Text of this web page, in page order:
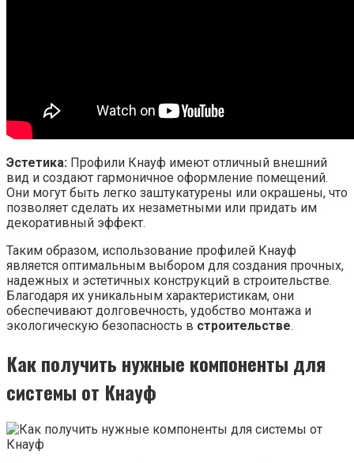
Эстетика: Профили Кнауф имеют отличный внешний
вид и создают гармоничное оформление помещений.
Они могут быть легко заштукатурены или окрашены, что
позволяет сделать их незаметными или придать им
декоративный эффект.
Таким образом, использование профилей Кнауф
является оптимальным выбором для создания прочных,
надежных и эстетичных конструкций в строительстве.
Благодаря их уникальным характеристикам, они
обеспечивают долговечность, удобство монтажа и
экологическую безопасность в строительстве.
Как получить нужные компоненты для
системы от Кнауф